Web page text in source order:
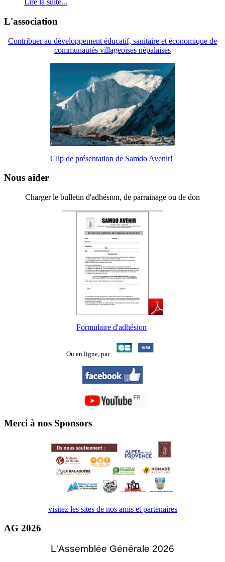
Lire la suite...
L'association
Contribuer au développement éducatif, sanitaire et économique de
communautés villageoises népalaises
Clip de présentation de Samdo Avenir!
Nous aider
Charger le bulletin d'adhésion, de parrainage ou de don
Formulaire d'adhésion
Ou en ligne, par
Merci à nos Sponsors
visitez les sites de nos amis et partenaires
AG 2026
L'Assemblée Générale 2026